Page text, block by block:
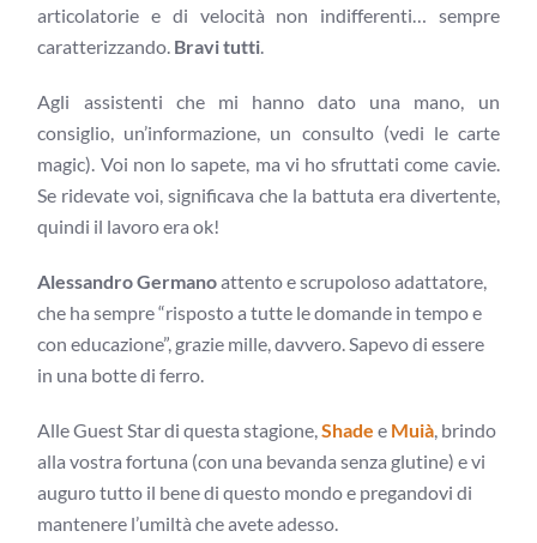
articolatorie e di velocità non indifferenti… sempre
caratterizzando. Bravi tutti.
Agli assistenti che mi hanno dato una mano, un
consiglio, un’informazione, un consulto (vedi le carte
magic). Voi non lo sapete, ma vi ho sfruttati come cavie.
Se ridevate voi, significava che la battuta era divertente,
quindi il lavoro era ok!
Alessandro Germanoattento e scrupoloso adattatore,
che ha sempre “risposto a tutte le domande in tempo e
con educazione”, grazie mille, davvero. Sapevo di essere
in una botte di ferro.
Alle Guest Star di questa stagione,Shade e Muià, brindo
alla vostra fortuna (con una bevanda senza glutine) e vi
auguro tutto il bene di questo mondo e pregandovi di
mantenere l’umiltà che avete adesso.